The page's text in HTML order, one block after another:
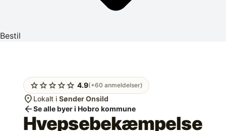
Bestil
starstarstarstarstar 4.9(+60 anmeldelser)
location_on Lokalt i Sønder Onsild
arrow_backSe alle byer i Hobro kommune
Hvepsebekæmpelse